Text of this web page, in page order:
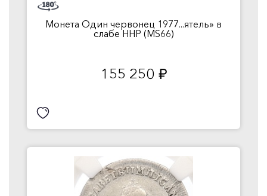
Монета Один червонец 1977...ятель» в
слабе ННР (MS66)
155 250 руб.